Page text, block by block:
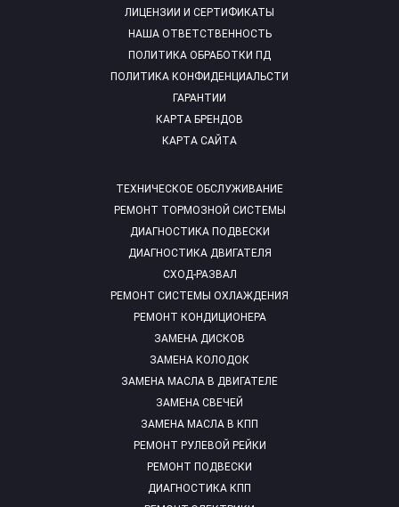
ТЕХНИЧЕСКОЕ ОБСЛУЖИВАНИЕ
РЕМОНТ ТОРМОЗНОЙ СИСТЕМЫ
ДИАГНОСТИКА ПОДВЕСКИ
ДИАГНОСТИКА ДВИГАТЕЛЯ
СХОД-РАЗВАЛ
РЕМОНТ СИСТЕМЫ ОХЛАЖДЕНИЯ
РЕМОНТ КОНДИЦИОНЕРА
ЗАМЕНА ДИСКОВ
ЗАМЕНА КОЛОДОК
ЗАМЕНА МАСЛА В ДВИГАТЕЛЕ
ЗАМЕНА СВЕЧЕЙ
ЗАМЕНА МАСЛА В КПП
РЕМОНТ РУЛЕВОЙ РЕЙКИ
РЕМОНТ ПОДВЕСКИ
ДИАГНОСТИКА КПП
ЛИЦЕНЗИИ И СЕРТИФИКАТЫ
НАША ОТВЕТСТВЕННОСТЬ
ПОЛИТИКА ОБРАБОТКИ ПД
ПОЛИТИКА КОНФИДЕНЦИАЛЬСТИ
ГАРАНТИИ
КАРТА БРЕНДОВ
КАРТА САЙТА